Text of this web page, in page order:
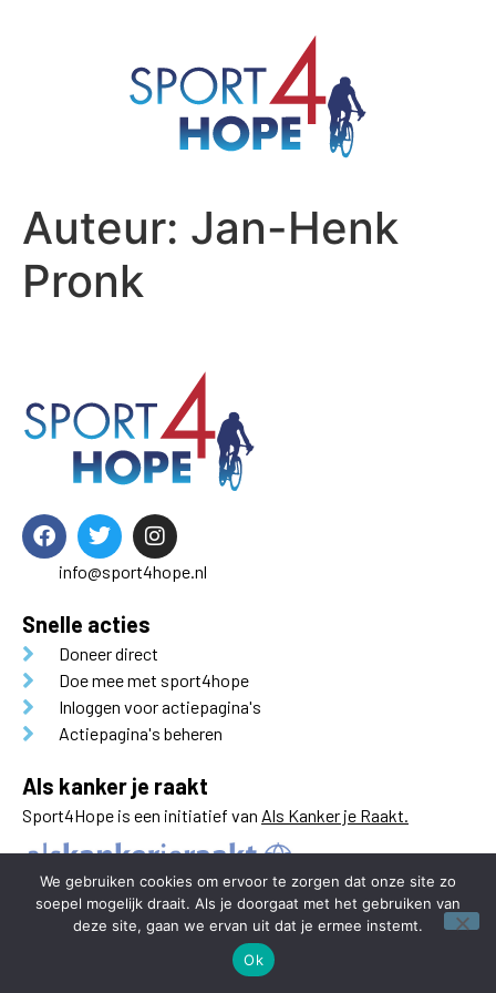
Auteur: Jan-Henk
Pronk
info@sport4hope.nl
Snelle acties
Doneer direct
Doe mee met sport4hope
Inloggen voor actiepagina's
Actiepagina's beheren
Als kanker je raakt
Sport4Hope is een initiatief van Als Kanker je Raakt.
We gebruiken cookies om ervoor te zorgen dat onze site zo
soepel mogelijk draait. Als je doorgaat met het gebruiken van
deze site, gaan we ervan uit dat je ermee instemt.
Ok